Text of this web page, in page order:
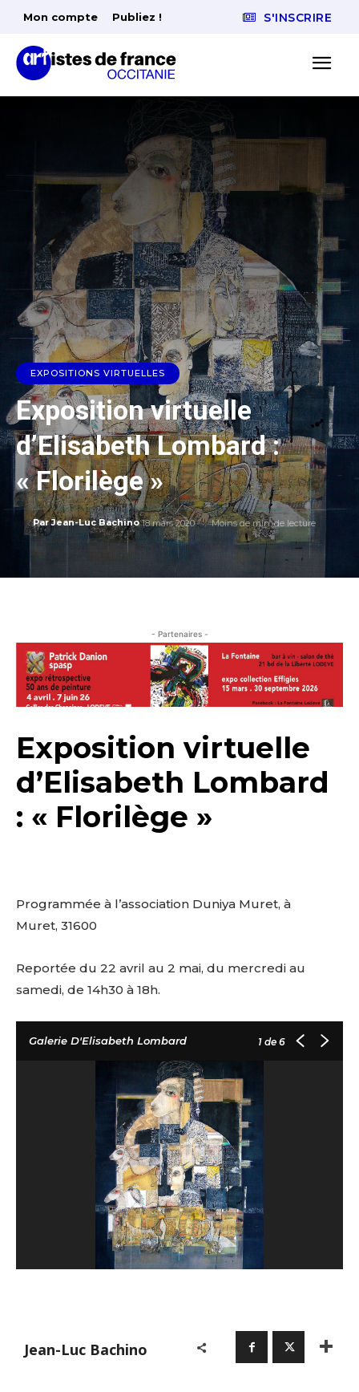
Mon compte Publiez ! S'INSCRIRE
EXPOSITIONS VIRTUELLES
Exposition virtuelle
d’Elisabeth Lombard :
« Florilège »
Par Jean-Luc Bachino 18 mars 2020 Moins demin. de lecture
- Partenaires -
Exposition virtuelle
d’Elisabeth Lombard
: « Florilège »
Programmée à l’association Duniya Muret, à
Muret, 31600
Reportée du 22 avril au 2 mai, du mercredi au
samedi, de 14h30 à 18h.
Galerie D'Elisabeth Lombard 1 de 6
Jean-Luc Bachino